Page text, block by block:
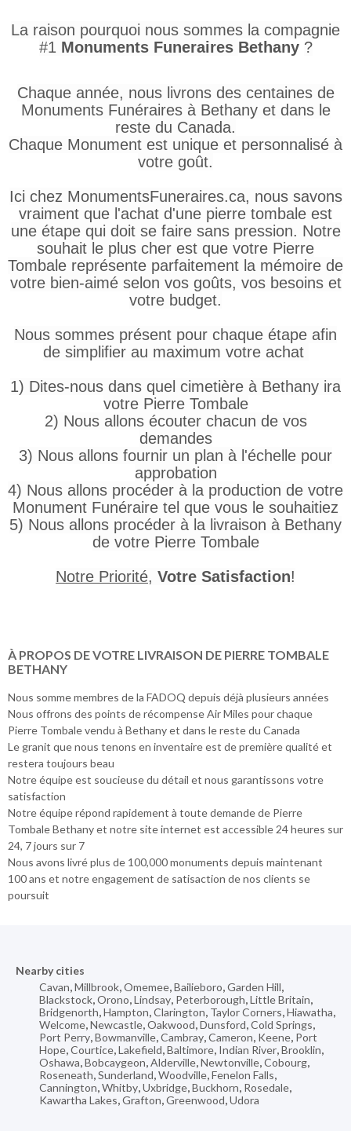
La raison pourquoi nous sommes la compagnie
#1 Monuments Funeraires Bethany ?
Chaque année, nous livrons des centaines de
Monuments Funéraires à Bethany et dans le
reste du Canada.
Chaque Monument est unique et personnalisé à
votre goût.
Ici chez MonumentsFuneraires.ca, nous savons
vraiment que l'achat d'une pierre tombale est
une étape qui doit se faire sans pression. Notre
souhait le plus cher est que votre Pierre
Tombale représente parfaitement la mémoire de
votre bien-aimé selon vos goûts, vos besoins et
votre budget.
Nous sommes présent pour chaque étape afin
de simplifier au maximum votre achat
1) Dites-nous dans quel cimetière à Bethany ira
votre Pierre Tombale
2) Nous allons écouter chacun de vos
demandes
3) Nous allons fournir un plan à l'échelle pour
approbation
4) Nous allons procéder à la production de votre
Monument Funéraire tel que vous le souhaitiez
5) Nous allons procéder à la livraison à Bethany
de votre Pierre Tombale
Notre Priorité, Votre Satisfaction!
À PROPOS DE VOTRE LIVRAISON DE PIERRE TOMBALE
BETHANY
Nous somme membres de la FADOQ depuis déjà plusieurs années
Nous offrons des points de récompense Air Miles pour chaque
Pierre Tombale vendu à Bethany et dans le reste du Canada
Le granit que nous tenons en inventaire est de première qualité et
restera toujours beau
Notre équipe est soucieuse du détail et nous garantissons votre
satisfaction
Notre équipe répond rapidement à toute demande de Pierre
Tombale Bethany et notre site internet est accessible 24 heures sur
24, 7 jours sur 7
Nous avons livré plus de 100,000 monuments depuis maintenant
100 ans et notre engagement de satisaction de nos clients se
poursuit
Nearby cities
Cavan,Millbrook,Omemee,Bailieboro,Garden Hill,
Blackstock,Orono,Lindsay, Peterborough,Little Britain,
Bridgenorth,Hampton,Clarington, Taylor Corners,Hiawatha,
Welcome,Newcastle,Oakwood,Dunsford,Cold Springs,
Port Perry,Bowmanville,Cambray,Cameron, Keene, Port
Hope,Courtice,Lakefield,Baltimore, Indian River,Brooklin,
Oshawa,Bobcaygeon,Alderville,Newtonville,Cobourg,
Roseneath,Sunderland,Woodville,Fenelon Falls,
Cannington,Whitby,Uxbridge,Buckhorn, Rosedale,
Kawartha Lakes,Grafton,Greenwood,Udora